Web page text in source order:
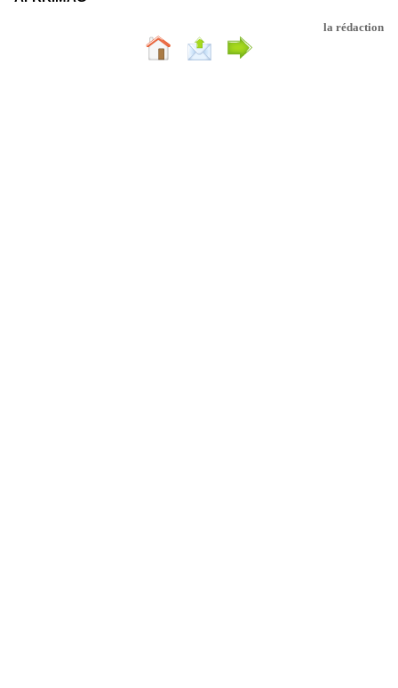
la rédaction